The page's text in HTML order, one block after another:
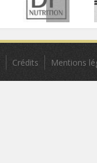
Crédits Mentions